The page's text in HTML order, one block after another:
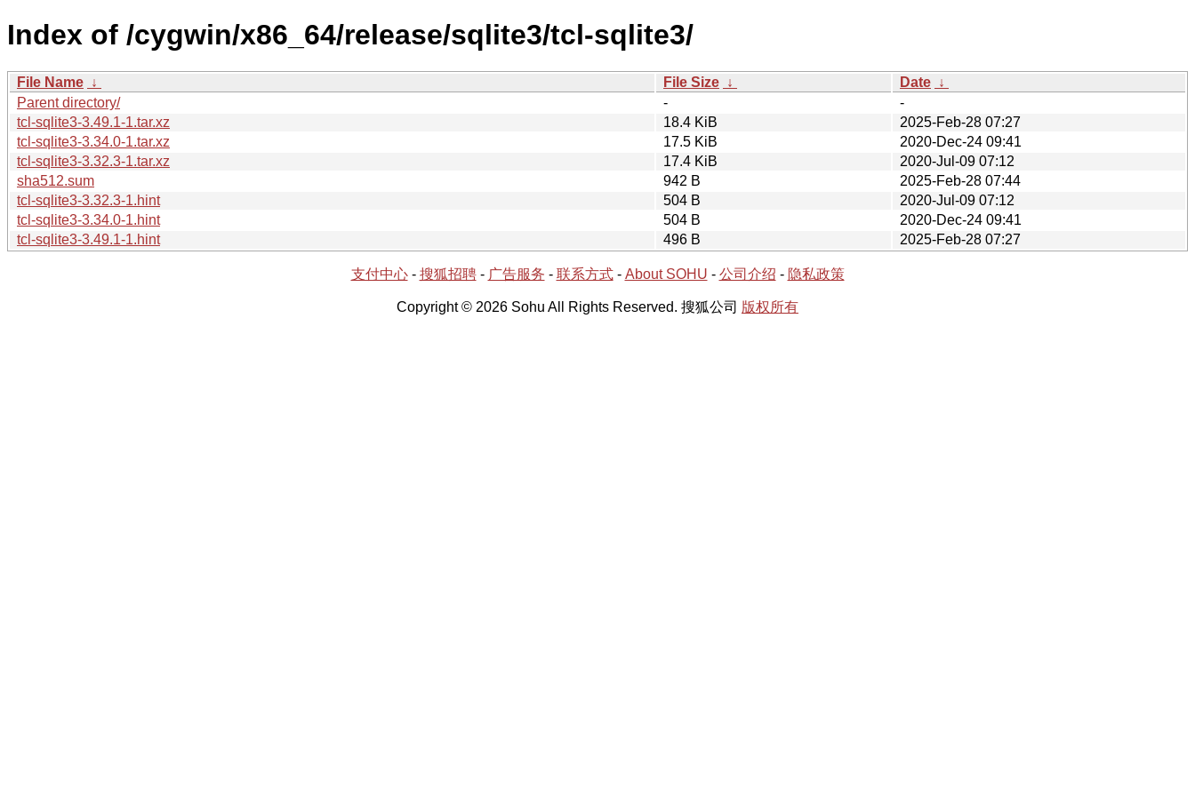
Index of /cygwin/x86_64/release/sqlite3/tcl-sqlite3/
File Name ↓ File Size ↓ Date ↓
Parent directory/
-
-
tcl-sqlite3-3.49.1-1.tar.xz
18.4 KiB
2025-Feb-28 07:27
tcl-sqlite3-3.34.0-1.tar.xz
17.5 KiB
2020-Dec-24 09:41
tcl-sqlite3-3.32.3-1.tar.xz
17.4 KiB
2020-Jul-09 07:12
sha512.sum
942 B
2025-Feb-28 07:44
tcl-sqlite3-3.32.3-1.hint
504 B
2020-Jul-09 07:12
tcl-sqlite3-3.34.0-1.hint
504 B
2020-Dec-24 09:41
tcl-sqlite3-3.49.1-1.hint
496 B 2025-Feb-28 07:27
支付中心- 搜狐招聘- 广告服务 - 联系方式- About SOHU - 公司介绍 - 隐私政策
Copyright © 2026 Sohu All Rights Reserved. 搜狐公司 版权所有